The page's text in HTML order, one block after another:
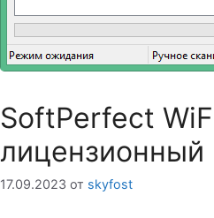
SoftPerfect
17.09.2023 от skyfost